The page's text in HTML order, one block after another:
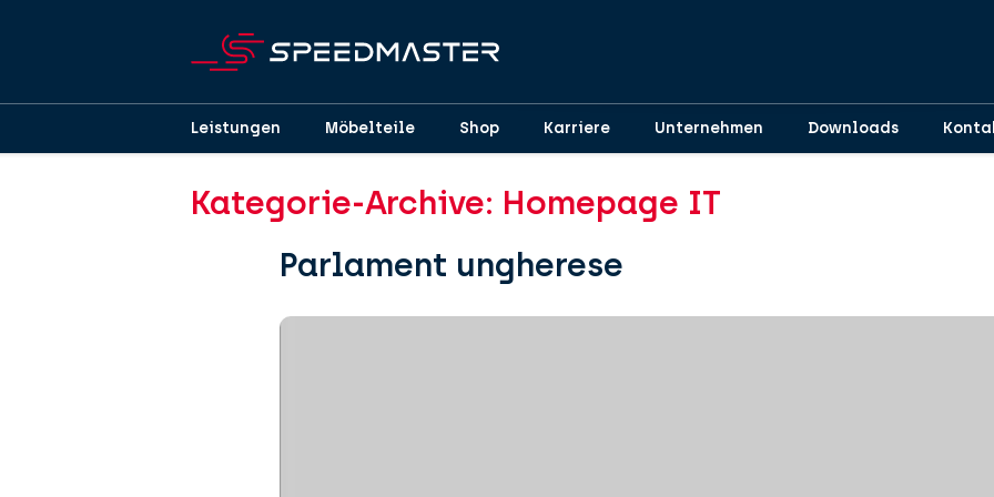
Leistungen Möbelteile Shop Karriere Unternehmen Downloads
Kategorie-Archive: Homepage IT
Parlament ungherese